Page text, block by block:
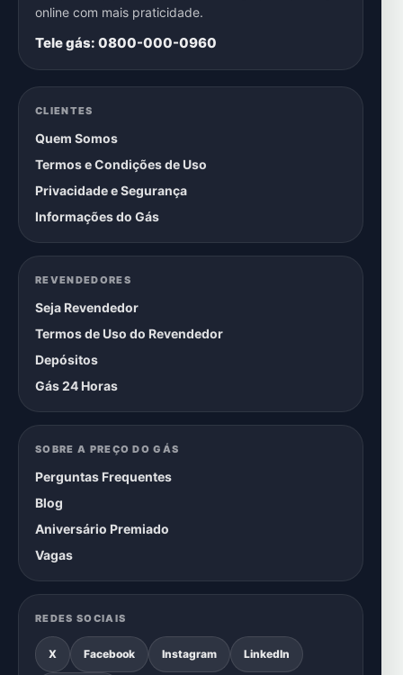
online com mais praticidade.
Tele gás: 0800-000-0960
CLIENTES
Quem Somos
Termos e Condições de Uso
Privacidade e Segurança
Informações do Gás
REVENDEDORES
Seja Revendedor
Termos de Uso do Revendedor
Depósitos
Gás 24 Horas
SOBRE A PREÇO DO GÁS
Perguntas Frequentes
Blog
Aniversário Premiado
Vagas
REDES SOCIAIS
X Facebook Instagram LinkedIn